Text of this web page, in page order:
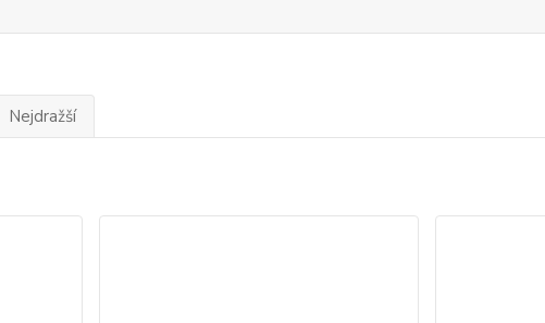
Nejdražší